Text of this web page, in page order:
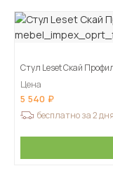
Стул Leset Скай
Цена
5 540
бесплатно за 2 дня